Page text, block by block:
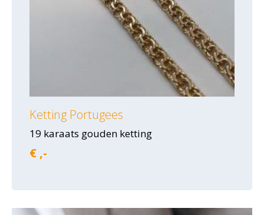
Ketting Portugees
19 karaats gouden ketting
€ ,-